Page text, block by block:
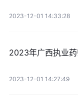
2023-12-01 14:33:28
2023年广西执业
2023-12-01 14:27:49